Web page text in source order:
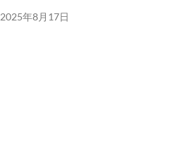
2025年8月17日